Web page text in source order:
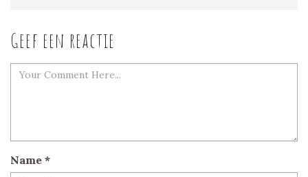
Geef een reactie
Name *